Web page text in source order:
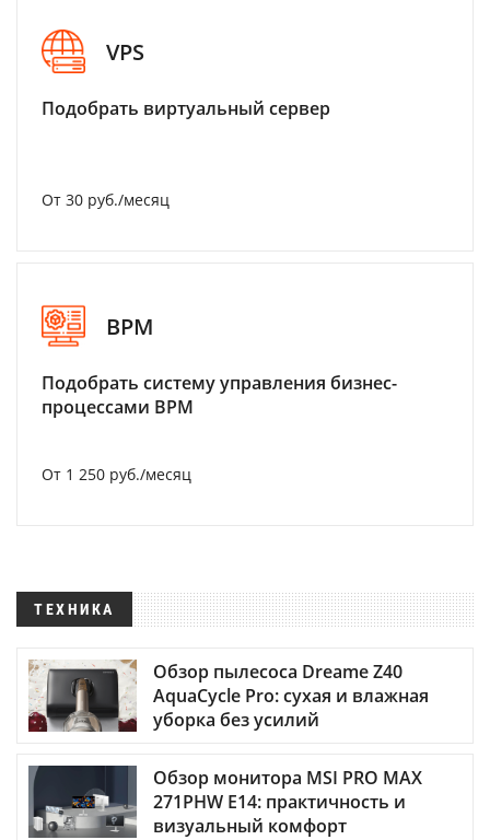
VPS
Подобрать виртуальный сервер
От 30 руб./месяц
BPM
Подобрать систему управления бизнес-
процессами BPM
От 1 250 руб./месяц
ТЕХНИКА
Обзор пылесоса Dreame Z40
AquaCycle Pro: сухая и влажная
уборка без усилий
Обзор монитора MSI PRO MAX
271PHW E14: практичность и
визуальный комфорт